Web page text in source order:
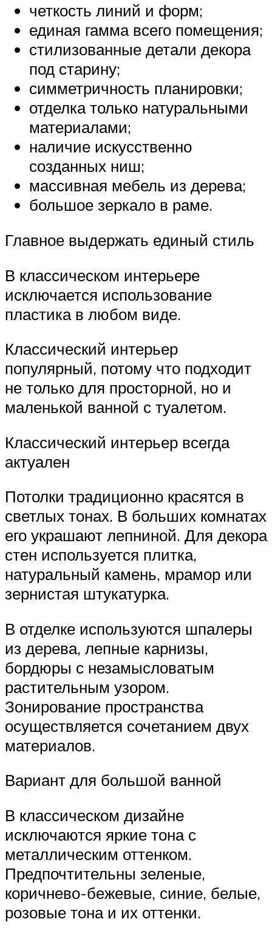
четкость линий и форм;
единая гамма всего помещения;
стилизованные детали декора
под старину;
симметричность планировки;
отделка только натуральными
материалами;
наличие искусственно
созданных ниш;
массивная мебель из дерева;
большое зеркало в раме.
Главное выдержать единый стиль
В классическом интерьере
исключается использование
пластика в любом виде.
Классический интерьер
популярный, потому что подходит
не только для просторной, но и
маленькой ванной с туалетом.
Классический интерьер всегда
актуален
Потолки традиционно красятся в
светлых тонах. В больших комнатах
его украшают лепниной. Для декора
стен используется плитка,
натуральный камень, мрамор или
зернистая штукатурка.
В отделке используются шпалеры
из дерева, лепные карнизы,
бордюры с незамысловатым
растительным узором.
Зонирование пространства
осуществляется сочетанием двух
материалов.
Вариант для большой ванной
В классическом дизайне
исключаются яркие тона с
металлическим оттенком.
Предпочтительны зеленые,
коричнево-бежевые, синие, белые,
розовые тона и их оттенки.